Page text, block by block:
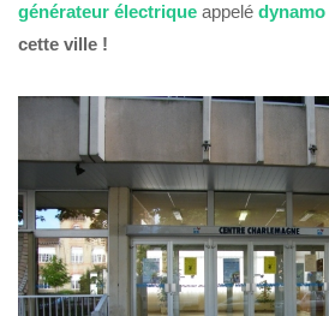
générateur électrique appelé dynamo
cette ville !